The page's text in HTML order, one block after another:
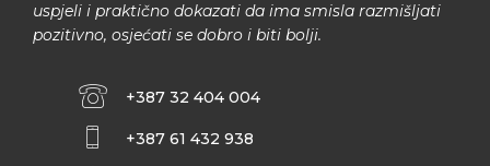
uspjeli i praktično dokazati da ima smisla razmišljati
pozitivno, osjećati se dobro i biti bolji.
+387 32 404 004
+387 61 432 938